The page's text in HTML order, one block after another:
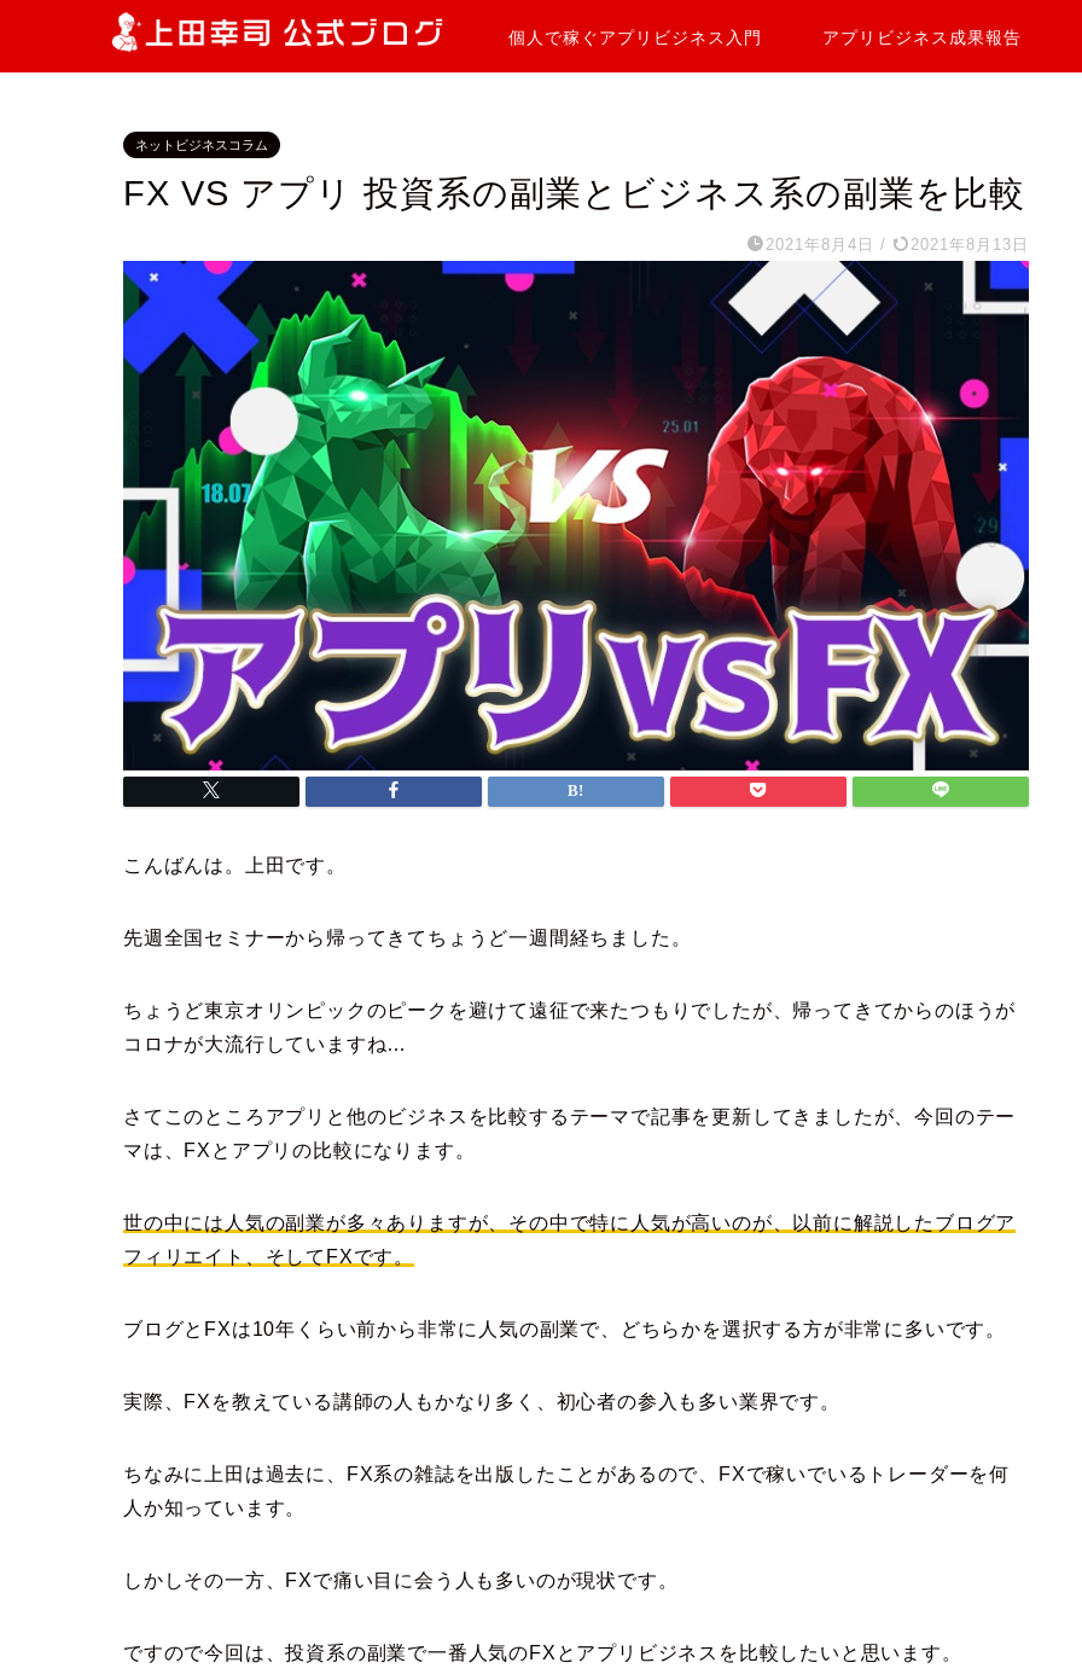
個人で稼ぐアプリビジネス入門 アプリビジネス成果報告
ネットビジネスコラム
FX VS アプリ 投資系の副業とビジネス系の副業を比較
2021年8月4日 / 2021年8月13日
こんばんは。上田です。
先週全国セミナーから帰ってきてちょうど一週間経ちました。
ちょうど東京オリンピックのピークを避けて遠征で来たつもりでしたが、帰ってきてからのほうが
コロナが大流行していますね…
さてこのところアプリと他のビジネスを比較するテーマで記事を更新してきましたが、今回のテー
マは、FXとアプリの比較になります。
世の中には人気の副業が多々ありますが、その中で特に人気が高いのが、以前に解説したブログア
フィリエイト、そしてFXです。
ブログとFXは10年くらい前から非常に人気の副業で、どちらかを選択する方が非常に多いです。
実際、FXを教えている講師の人もかなり多く、初心者の参入も多い業界です。
ちなみに上田は過去に、FX系の雑誌を出版したことがあるので、FXで稼いでいるトレーダーを何
人か知っています。
しかしその一方、FXで痛い目に会う人も多いのが現状です。
ですので今回は、投資系の副業で一番人気のFXとアプリビジネスを比較したいと思います。